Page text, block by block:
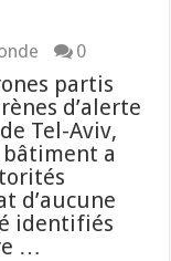
0
partis
d’alerte
Tel-Aviv,
a
d’aucune
identifiés
…